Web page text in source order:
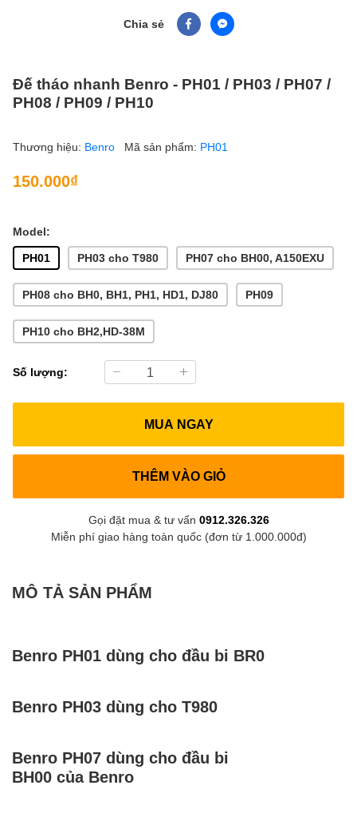
Chia sẻ
Đế tháo nhanh Benro - PH01 / PH03 / PH07 /
PH08 / PH09 / PH10
Thương hiệu: Benro Mã sản phẩm: PH01
150.000₫
Model:
PH01
PH03 cho T980 PH07 cho BH00, A150EXU
PH08 cho BH0, BH1, PH1, HD1, DJ80 PH09
PH10 cho BH2,HD-38M
Số lượng:
MUA NGAY
THÊM VÀO GIỎ
Gọi đặt mua & tư vấn 0912.326.326
Miễn phí giao hàng toàn quốc (đơn từ 1.000.000đ)
MÔ TẢ SẢN PHẨM
Benro PH01 dùng cho đầu bi BR0
Benro PH03 dùng cho T980
Benro PH07 dùng cho đầu bi
BH00 của Benro